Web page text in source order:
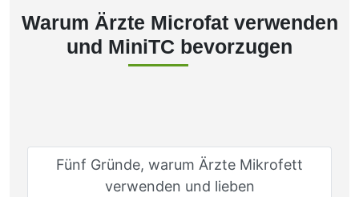
und MiniTC bevorzugen
Fünf Gründe, warum Ärzte Mikrofett
verwenden und lieben